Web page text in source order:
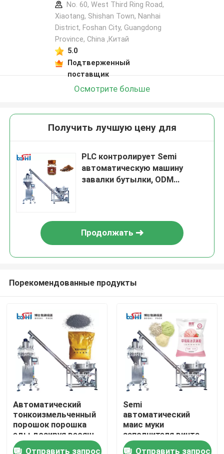
Дома
О Компании
Контакты
No. 60, West Third Ring Road,
Xiaotang, Shishan Town, Nanhai
District, Foshan City, Guangdong
Province, China ,Китай
5.0
Подтверженный
поставщик
Осмотрите больше
Получить лучшую цену для
PLC контролирует Semi
автоматическую машину
завалки бутылки, ODM
Продолжать
Порекомендованные продукты
Автоматический
тонкоизмельченный
порошок порошка
еды дозируя весящ
машину упаковки
Отправить запрос
Semi
автоматический
маис муки
заполнителя винта
сверла пудрит
Отправить запрос